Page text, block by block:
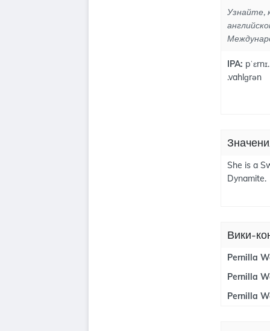
Узнайте,
IPA:
.vahlɡrən
She is a
Dynamite.
Вики-
Pernilla
Pernilla
Pernilla